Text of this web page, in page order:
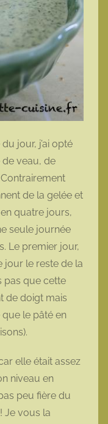
jour, j’ai opté
veau, de
de la gelée et
quatre jours,
seule journée
Le premier jour,
jour le reste de la
pas que cette
de doigt mais
le pâté en
elle était assez
niveau en
peu fière du
Je vous la